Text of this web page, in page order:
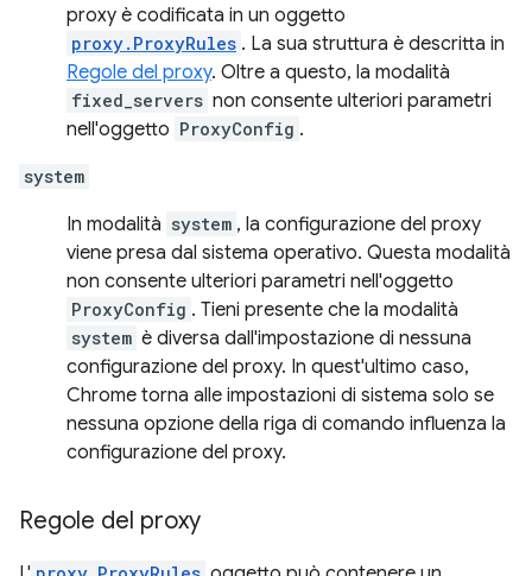
proxy è codificata in un oggetto
proxy.ProxyRules . La sua struttura è descritta in
Regole del proxy. Oltre a questo, la modalità
fixed_servers non consente ulteriori parametri
nell'oggetto ProxyConfig .
system
In modalità system , la configurazione del proxy
viene presa dal sistema operativo. Questa modalità
non consente ulteriori parametri nell'oggetto
ProxyConfig . Tieni presente che la modalità
system è diversa dall'impostazione di nessuna
configurazione del proxy. In quest'ultimo caso,
Chrome torna alle impostazioni di sistema solo se
nessuna opzione della riga di comando influenza la
configurazione del proxy.
Regole del proxy